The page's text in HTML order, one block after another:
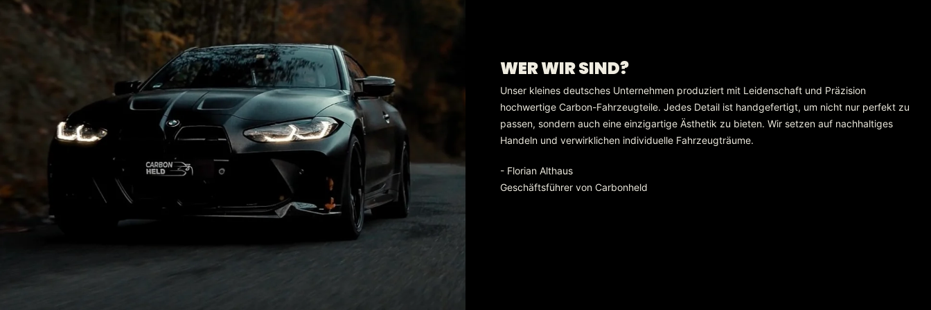
WER WIR SIND?
Unser kleines deutsches Unternehmen produziert mit Leidenschaft und Präzision
hochwertige Carbon-Fahrzeugteile. Jedes Detail ist handgefertigt, um nicht nur perfekt zu
passen, sondern auch eine einzigartige Ästhetik zu bieten. Wir setzen auf nachhaltiges
Handeln und verwirklichen individuelle Fahrzeugträume.
- Florian Althaus
Geschäftsführer von Carbonheld